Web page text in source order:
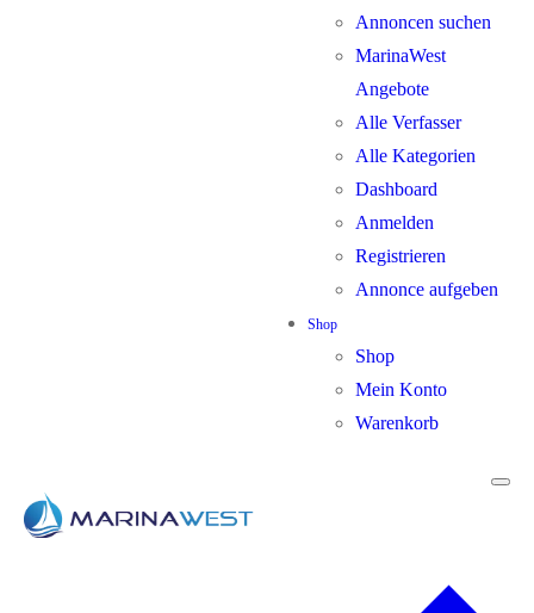
Annoncen suchen
MarinaWest
Angebote
Alle Verfasser
Alle Kategorien
Dashboard
Anmelden
Registrieren
Annonce aufgeben
Shop
Shop
Mein Konto
Warenkorb